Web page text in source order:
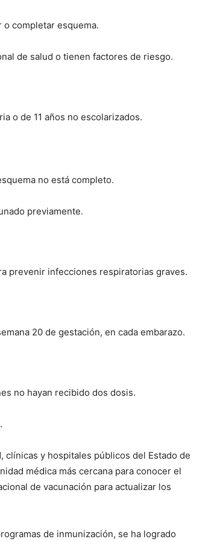
o completar esquema.
de salud o tienen factores de riesgo.
o de 11 años no escolarizados.
no está completo.
previamente.
prevenir infecciones respiratorias graves.
20 de gestación, en cada embarazo.
no hayan recibido dos dosis.
clínicas y hospitales públicos del Estado de
médica más cercana para conocer el
de vacunación para actualizar los
de inmunización, se ha logrado